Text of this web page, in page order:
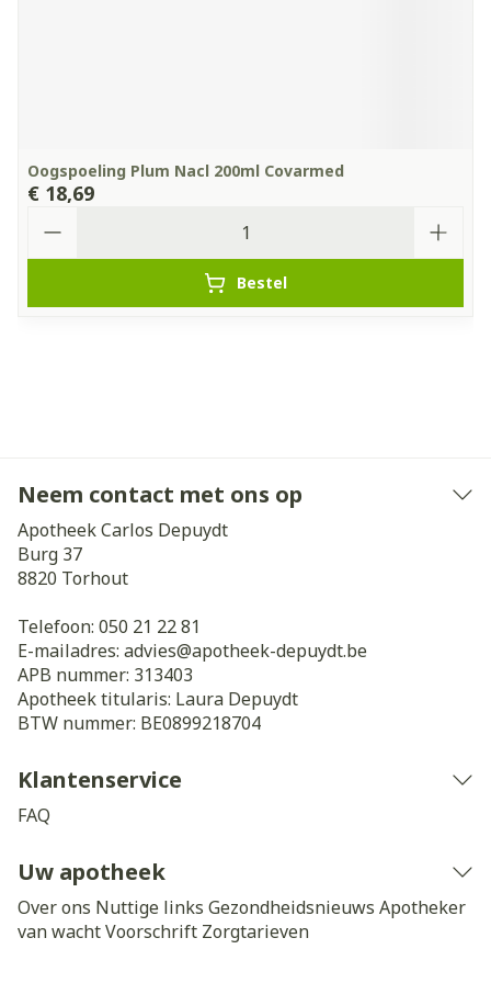
Oogspoeling Plum Nacl 200ml Covarmed
€ 18,69
Bestel
Neem contact met ons op
Apotheek Carlos Depuydt
Burg 37
8820 Torhout
Telefoon: 050 21 22 81
E-mailadres: advies@apotheek-depuydt.be
APB nummer: 313403
Apotheek titularis: Laura Depuydt
BTW nummer: BE0899218704
Klantenservice
FAQ
Uw apotheek
Over ons Nuttige links Gezondheidsnieuws Apotheker
van wachtVoorschrift Zorgtarieven